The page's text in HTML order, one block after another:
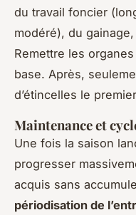
du travail foncier
modéré), du
Remettre les
base. Après,
d’étincelles le
Maintenance et
Une fois la saison
progresser
acquis sans
périodisation de